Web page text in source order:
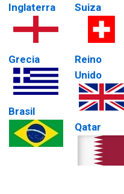
Inglaterra
Grecia
Brasil
Suiza
Reino
Unido
Qatar